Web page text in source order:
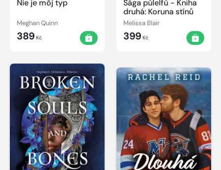
Nie je môj typ
Meghan Quinn
389 Kč
Sága půlelfů - Kniha
druhá: Koruna stínů
Melissa Blair
399 Kč